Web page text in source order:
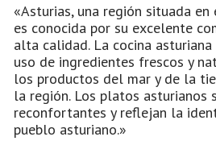
«Asturias, una región situada
es conocida por su excelente
alta calidad. La cocina
uso de ingredientes frescos y
los productos del mar y de la
la región. Los platos asturianos
reconfortantes y reflejan la
pueblo asturiano.»